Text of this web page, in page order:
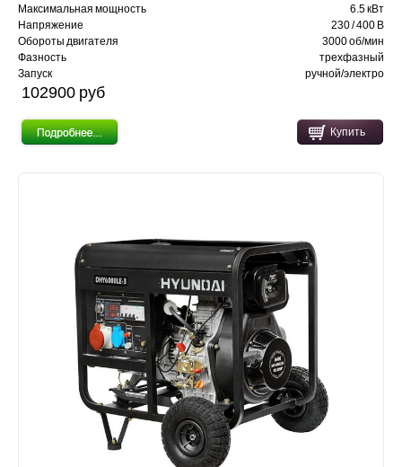
Максимальная мощность
6.5 кВт
Напряжение
230 / 400 В
Обороты двигателя
3000 об/мин
Фазность
трехфазный
Запуск
ручной/электро
102900 pуб
Купить